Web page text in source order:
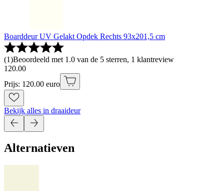
Boarddeur UV Gelakt Opdek Rechts 93x201,5 cm
(1)Beoordeeld met 1.0 van de 5 sterren, 1 klantreview
120.00
Prijs: 120.00 euro
Bekijk alles in draaideur
Alternatieven